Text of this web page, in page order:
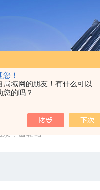
您！
局域网的朋友！有什么可以
您的吗？
，齿轮箱